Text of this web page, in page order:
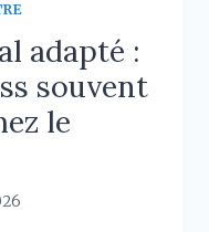
adapté :
souvent
le